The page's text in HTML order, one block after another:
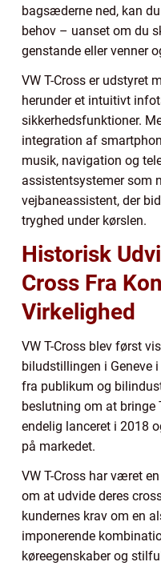
bagsæderne ned, kan
behov – uanset om du
genstande eller venner
VW T-Cross er udstyret
herunder et intuitivt
sikkerhedsfunktioner.
integration af
musik, navigation og
assistentsystemer som
vejbaneassistent, der
tryghed under kørslen.
Historisk
Cross Fra
Virkelighed
VW T-Cross blev først
biludstillingen i Geneve
fra publikum og
beslutning om at bringe
endelig lanceret i 2018
på markedet.
VW T-Cross har været
om at udvide deres
kundernes krav om en
imponerende
køreegenskaber og